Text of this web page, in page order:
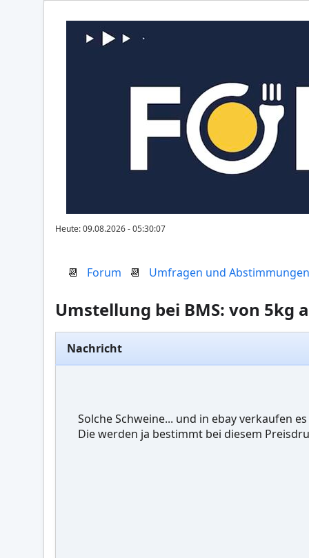
Heute: 09.08.2026 - 05:30:07
📆 Forum 📆 Umfragen und Abstimmungen
Umstellung bei BMS: von 5kg
Nachricht
Solche Schweine... und in ebay verkaufen
Die werden ja bestimmt bei diesem